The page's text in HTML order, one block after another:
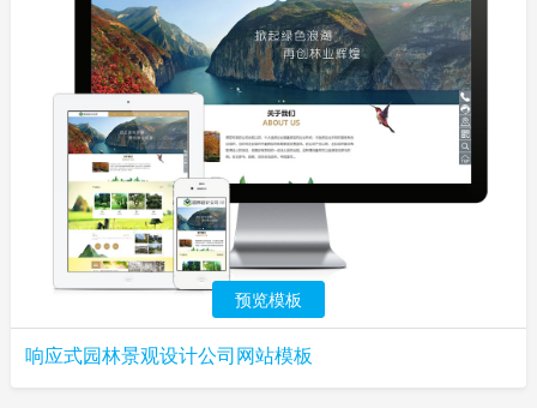
预览模板
响应式园林景观设计公司网站模板